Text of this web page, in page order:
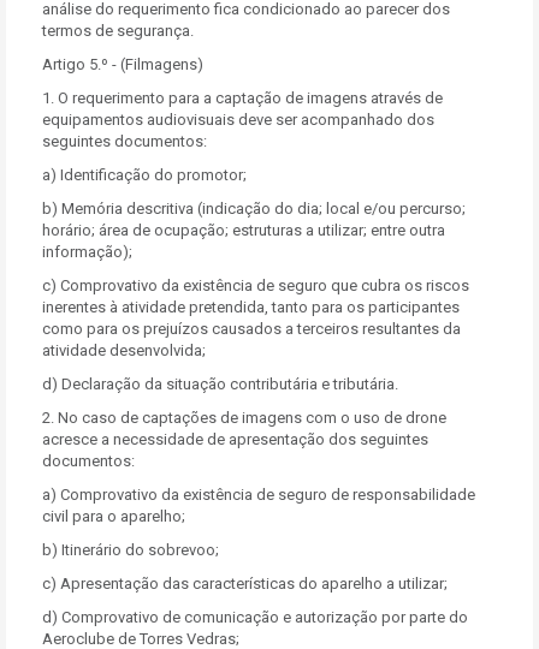
análise do requerimento fica condicionado ao parecer dos
termos de segurança.
Artigo 5.º - (Filmagens)
1. O requerimento para a captação de imagens através de
equipamentos audiovisuais deve ser acompanhado dos
seguintes documentos:
a) Identificação do promotor;
b) Memória descritiva (indicação do dia; local e/ou percurso;
horário; área de ocupação; estruturas a utilizar; entre outra
informação);
c) Comprovativo da existência de seguro que cubra os riscos
inerentes à atividade pretendida, tanto para os participantes
como para os prejuízos causados a terceiros resultantes da
atividade desenvolvida;
d) Declaração da situação contributária e tributária.
2. No caso de captações de imagens com o uso de drone
acresce a necessidade de apresentação dos seguintes
documentos:
a) Comprovativo da existência de seguro de responsabilidade
civil para o aparelho;
b) Itinerário do sobrevoo;
c) Apresentação das características do aparelho a utilizar;
d) Comprovativo de comunicação e autorização por parte do
Aeroclube de Torres Vedras;